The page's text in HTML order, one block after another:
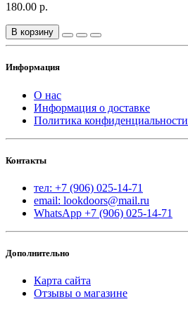
180.00 р.
В корзину
Информация
О нас
Информация о доставке
Политика конфиденциальности
Контакты
тел: +7 (906) 025-14-71
email: lookdoors@mail.ru
WhatsApp +7 (906) 025-14-71
Дополнительно
Карта сайта
Отзывы о магазине